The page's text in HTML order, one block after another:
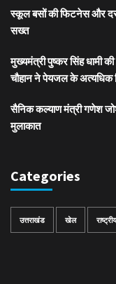
स्कूल बसों की फिटनेस और
सख्त
मुख्यमंत्री पुष्कर सिंह धामी
चौहान ने पेयजल के अत्यधिक
सैनिक कल्याण मंत्री गणेश
मुलाकात
Categories
उत्तराखंड खेल राष्ट्रीय